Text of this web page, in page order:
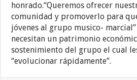
honrado.“Queremos ofrecer
comunidad y promoverlo para
jóvenes al grupo musico-
necesitan un patrimonio
sostenimiento del grupo el cual
“evolucionar rápidamente”.